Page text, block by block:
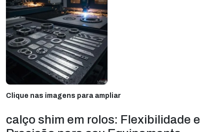
Clique nas imagens para ampliar
calço shim em rolos: Flexibilidade e